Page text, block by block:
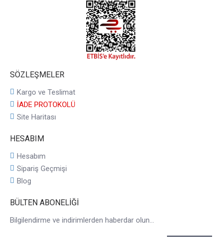
SÖZLEŞMELER
Kargo ve Teslimat
İADE PROTOKOLÜ
Site Haritası
HESABIM
Hesabım
Sipariş Geçmişi
Blog
BÜLTEN ABONELIĞI
Bilgilendirme ve indirimlerden haberdar olun...